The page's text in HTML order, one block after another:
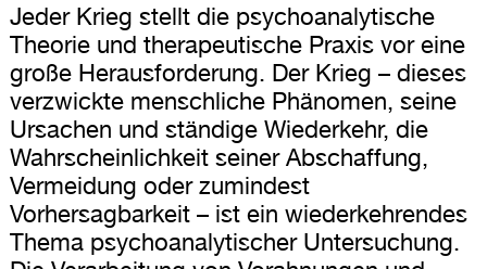
Jeder Krieg stellt die psychoanalytische
Theorie und therapeutische Praxis vor eine
große Herausforderung. Der Krieg – dieses
verzwickte menschliche Phänomen, seine
Ursachen und ständige Wiederkehr, die
Wahrscheinlichkeit seiner Abschaffung,
Vermeidung oder zumindest
Vorhersagbarkeit – ist ein wiederkehrendes
Thema psychoanalytischer Untersuchung.